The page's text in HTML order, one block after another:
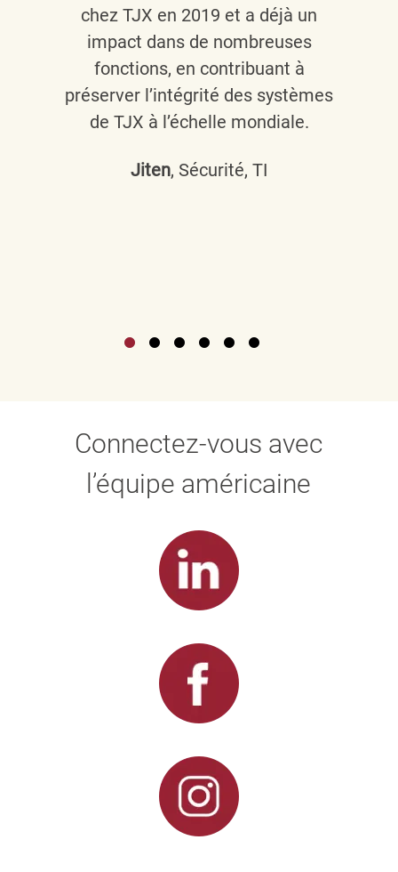
chez TJX en 2019 et a déjà un
impact dans de nombreuses
fonctions, en contribuant à
préserver l’intégrité des systèmes
de TJX à l’échelle mondiale.
Jiten, Sécurité, TI
Connectez-vous avec
l’équipe américaine